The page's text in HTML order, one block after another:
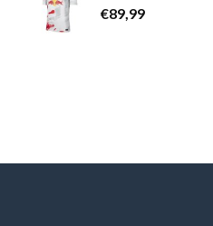
€89,99